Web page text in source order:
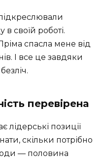
своїй роботі.
спасла мене від
І все це завдяки
перевірена
лідерські позиції
скільки потрібно
— половина